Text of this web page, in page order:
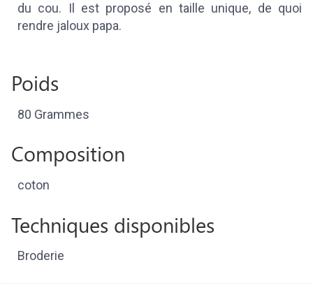
du cou. Il est proposé en taille unique, de quoi
rendre jaloux papa.
Poids
80 Grammes
Composition
coton
Techniques disponibles
Broderie